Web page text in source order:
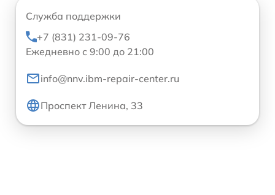
Служба поддержки
+7 (831) 231-09-76
Ежедневно с 9:00 до 21:00
info@nnv.ibm-repair-center.ru
Проспект Ленина, 33